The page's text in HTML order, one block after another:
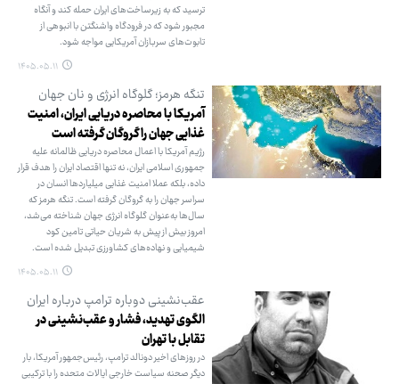
ترسید که به زیرساخت‌های ایران حمله کند و آنگاه
مجبور شود که در فرودگاه واشنگتن با انبوهی از
تابوت‌های سربازان آمریکایی مواجه شود.
۱۴۰۵.۰۵.۱۱
تنگه هرمز؛ گلوگاه انرژی و نان جهان
آمریکا با محاصره دریایی ایران، امنیت
غذایی جهان را گروگان گرفته است
رژیم آمریکا با اعمال محاصره دریایی ظالمانه علیه
جمهوری اسلامی ایران، نه تنها اقتصاد ایران را هدف قرار
داده، بلکه عملا امنیت غذایی میلیاردها انسان در
سراسر جهان را به گروگان گرفته است. تنگه هرمز که
سال‌ها به‌عنوان گلوگاه انرژی جهان شناخته می‌شد،
امروز بیش از پیش به شریان حیاتی تامین کود
شیمیایی و نهاده‌های کشاورزی تبدیل شده است.
۱۴۰۵.۰۵.۱۱
عقب‌نشینی دوباره ترامپ درباره ایران
الگوی تهدید، فشار و عقب‌نشینی در
تقابل با تهران
در روزهای اخیر دونالد ترامپ، رئیس‌جمهور آمریکا، بار
دیگر صحنه سیاست خارجی ایالات متحده را با ترکیبی